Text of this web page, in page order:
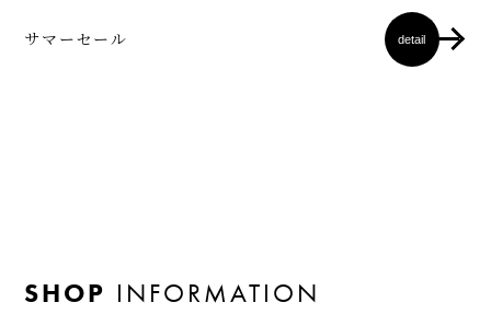
サマーセール detail
SHOP INFORMATION